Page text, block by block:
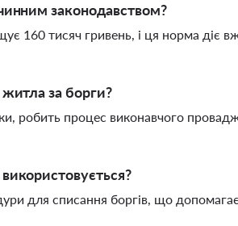
законодавством?
160 тисяч гривень, і ця норма діє
за борги?
робить процес виконавчого
для списання боргів, що